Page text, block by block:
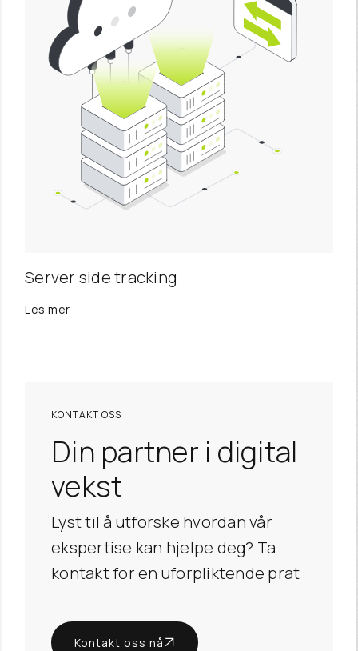
Server side tracking
Les mer
KONTAKT OSS
Din partner i digital
vekst
Lyst til å utforske hvordan vår
ekspertise kan hjelpe deg? Ta
kontakt for en uforpliktende prat
Kontakt oss nå